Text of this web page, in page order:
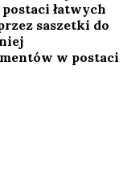
łatwych
saszetki do
w postaci